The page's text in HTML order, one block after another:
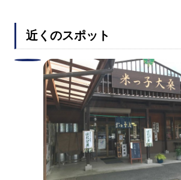
近くのスポット